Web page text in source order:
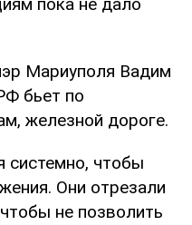
пока не дало
Мариуполя Вадим
бьет по
железной дороге.
системно, чтобы
Они отрезали
не позволить